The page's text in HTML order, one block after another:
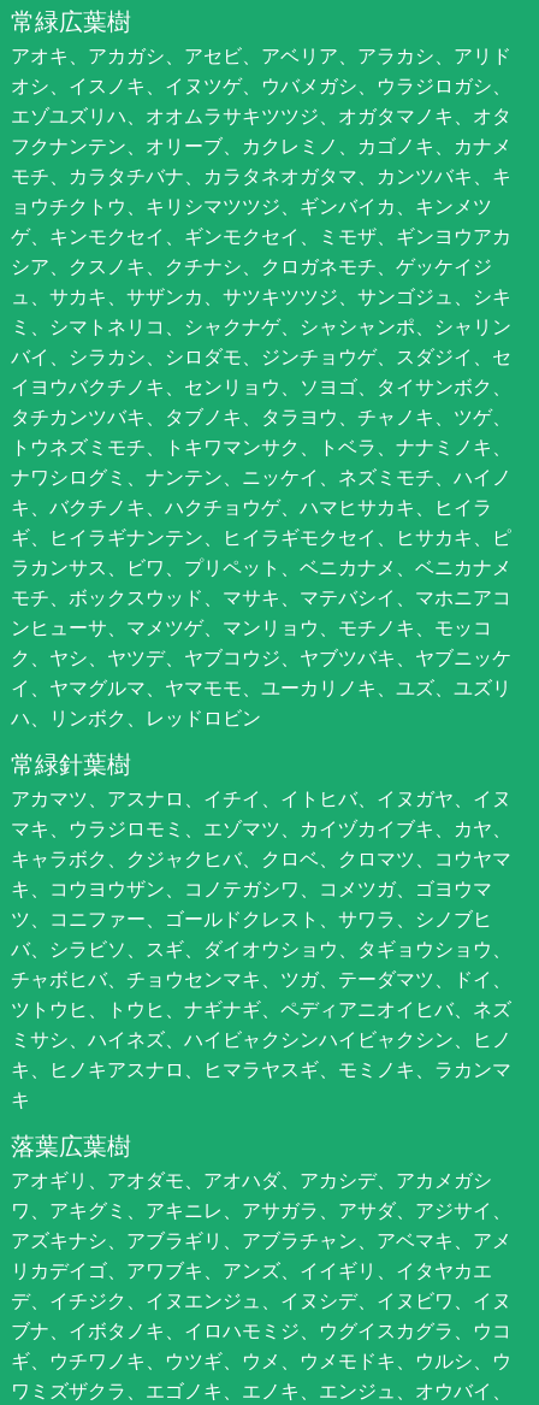
常緑広葉樹
アオキ、アカガシ、アセビ、アベリア、アラカシ、アリド
オシ、イスノキ、イヌツゲ、ウバメガシ、ウラジロガシ、
エゾユズリハ、オオムラサキツツジ、オガタマノキ、オタ
フクナンテン、オリーブ、カクレミノ、カゴノキ、カナメ
モチ、カラタチバナ、カラタネオガタマ、カンツバキ、キ
ョウチクトウ、キリシマツツジ、ギンバイカ、キンメツ
ゲ、キンモクセイ、ギンモクセイ、ミモザ、ギンヨウアカ
シア、クスノキ、クチナシ、クロガネモチ、ゲッケイジ
ュ、サカキ、サザンカ、サツキツツジ、サンゴジュ、シキ
ミ、シマトネリコ、シャクナゲ、シャシャンポ、シャリン
バイ、シラカシ、シロダモ、ジンチョウゲ、スダジイ、セ
イヨウバクチノキ、センリョウ、ソヨゴ、タイサンボク、
タチカンツバキ、タブノキ、タラヨウ、チャノキ、ツゲ、
トウネズミモチ、トキワマンサク、トベラ、ナナミノキ、
ナワシログミ、ナンテン、ニッケイ、ネズミモチ、ハイノ
キ、バクチノキ、ハクチョウゲ、ハマヒサカキ、ヒイラ
ギ、ヒイラギナンテン、ヒイラギモクセイ、ヒサカキ、ピ
ラカンサス、ビワ、プリペット、ベニカナメ、ベニカナメ
モチ、ボックスウッド、マサキ、マテバシイ、マホニアコ
ンヒューサ、マメツゲ、マンリョウ、モチノキ、モッコ
ク、ヤシ、ヤツデ、ヤブコウジ、ヤブツバキ、ヤブニッケ
イ、ヤマグルマ、ヤマモモ、ユーカリノキ、ユズ、ユズリ
ハ、リンボク、レッドロビン
常緑針葉樹
アカマツ、アスナロ、イチイ、イトヒバ、イヌガヤ、イヌ
マキ、ウラジロモミ、エゾマツ、カイヅカイブキ、カヤ、
キャラボク、クジャクヒバ、クロベ、クロマツ、コウヤマ
キ、コウヨウザン、コノテガシワ、コメツガ、ゴヨウマ
ツ、コニファー、ゴールドクレスト、サワラ、シノブヒ
バ、シラビソ、スギ、ダイオウショウ、タギョウショウ、
チャボヒバ、チョウセンマキ、ツガ、テーダマツ、ドイ、
ツトウヒ、トウヒ、ナギナギ、ペディアニオイヒバ、ネズ
ミサシ、ハイネズ、ハイビャクシンハイビャクシン、ヒノ
キ、ヒノキアスナロ、ヒマラヤスギ、モミノキ、ラカンマ
キ
落葉広葉樹
アオギリ、アオダモ、アオハダ、アカシデ、アカメガシ
ワ、アキグミ、アキニレ、アサガラ、アサダ、アジサイ、
アズキナシ、アブラギリ、アブラチャン、アベマキ、アメ
リカデイゴ、アワブキ、アンズ、イイギリ、イタヤカエ
デ、イチジク、イヌエンジュ、イヌシデ、イヌビワ、イヌ
ブナ、イボタノキ、イロハモミジ、ウグイスカグラ、ウコ
ギ、ウチワノキ、ウツギ、ウメ、ウメモドキ、ウルシ、ウ
ワミズザクラ、エゴノキ、エノキ、エンジュ、オウバイ、